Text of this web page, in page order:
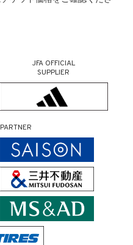
JFA OFFICIAL
SUPPLIER